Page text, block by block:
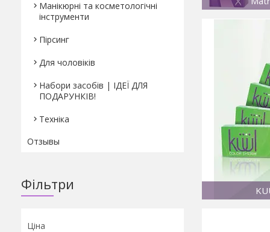
Манікюрні та косметологічні
інструменти
Пірсинг
Для чоловіків
Набори засобів | ІДЕЇ ДЛЯ
ПОДАРУНКІВ!
Техніка
Отзывы
Фільтри
Ціна